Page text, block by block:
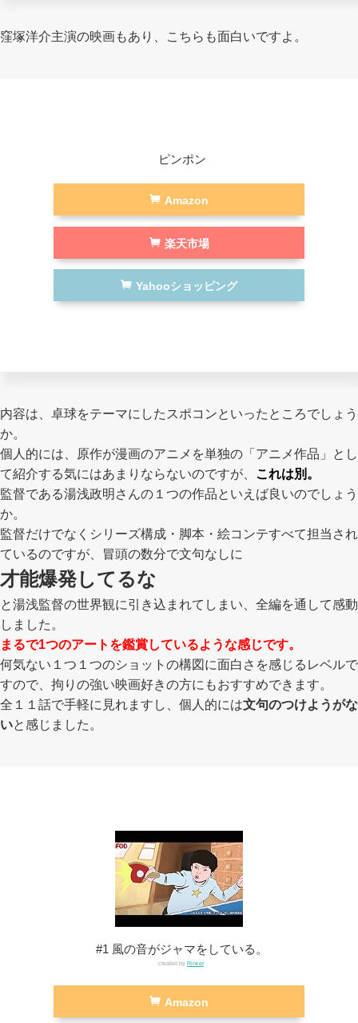
窪塚洋介主演の映画もあり、こちらも面白いですよ。
ピンポン
Amazon
楽天市場
Yahooショッピング
内容は、卓球をテーマにしたスポコンといったところでしょう
か。
個人的には、原作が漫画のアニメを単独の「アニメ作品」とし
て紹介する気にはあまりならないのですが、 これは別。
監督である湯浅政明さんの１つの作品といえば良いのでしょう
か。
監督だけでなくシリーズ構成・脚本・絵コンテすべて担当され
ているのですが、冒頭の数分で文句なしに
才能爆発してるな
と湯浅監督の世界観に引き込まれてしまい、全編を通して感動
しました。
まるで1つのアートを鑑賞しているような感じです。
何気ない１つ１つのショットの構図に面白さを感じるレベルで
すので、拘りの強い映画好きの方にもおすすめできます。
全１１話で手軽に見れますし、個人的には文句のつけようがな
いと感じました。
#1 風の音がジャマをしている。
created by Rinker
Amazon